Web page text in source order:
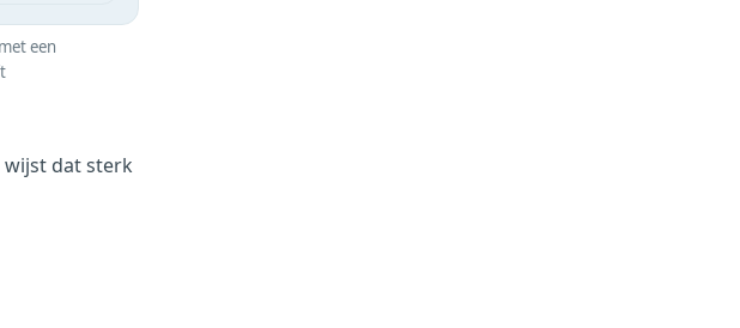
een
dat sterk